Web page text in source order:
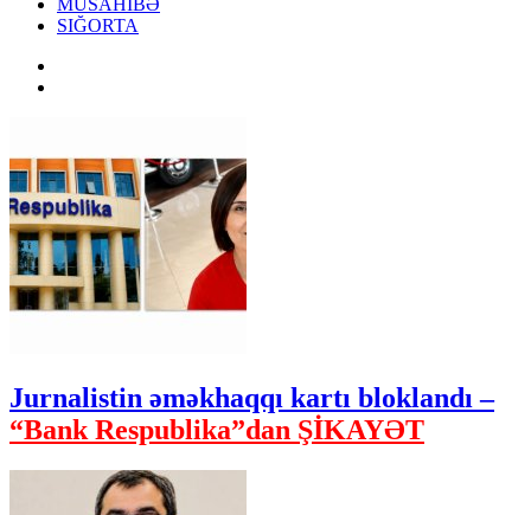
MÜSAHİBƏ
SIĞORTA
Jurnalistin əməkhaqqı kartı bloklandı –
“Bank Respublika”dan ŞİKAYƏT